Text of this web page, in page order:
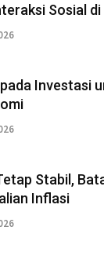
Sosial
Investasi
Stabil,
Inflasi